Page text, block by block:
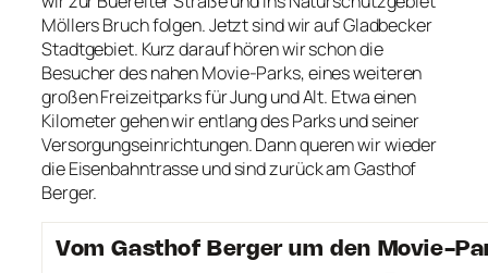
Möllers Bruch folgen. Jetzt sind wir auf Gladbecker
Stadtgebiet. Kurz darauf hören wir schon die
Besucher des nahen Movie-Parks, eines weiteren
großen Freizeitparks für Jung und Alt. Etwa einen
Kilometer gehen wir entlang des Parks und seiner
Versorgungseinrichtungen. Dann queren wir wieder
die Eisenbahntrasse und sind zurück am Gasthof
Berger.